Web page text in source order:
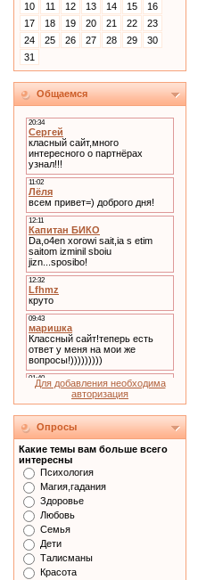
10
11 12 13 14 15
16
17
18 19 20 21 22
23
24
25 26 27 28 29
30
31
Общаемся
Для добавления необходима
авторизация
Опросы
Какие темы вам больше всего
интересны
Психология
Магия,гадания
Здоровье
Любовь
Семья
Дети
Талисманы
Красота